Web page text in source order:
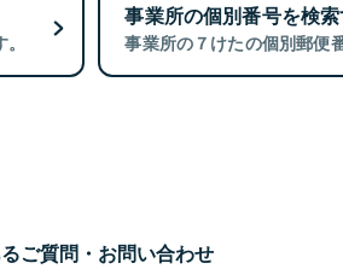
事業所の個別番号を検
事業所の７けたの個別郵便
ご質問・お問い合わせ